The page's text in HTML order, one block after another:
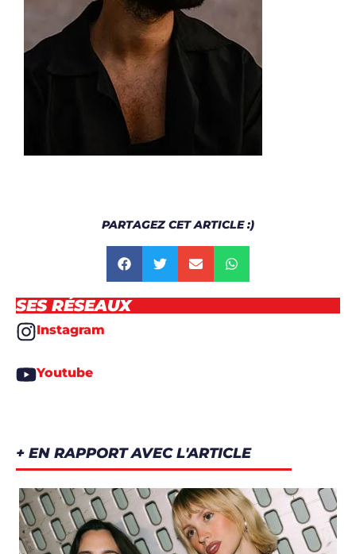
PARTAGEZ CET ARTICLE :)
SES RÉSEAUX
Instagram
Youtube
+ EN RAPPORT AVEC L'ARTICLE